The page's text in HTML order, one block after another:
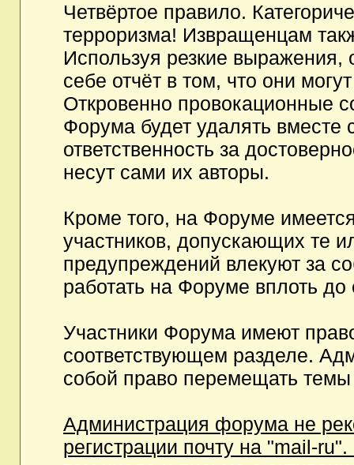
Четвёртое правило.
терроризма! Извращенцам
Используя резкие выражения,
себе отчёт в том, что они
Откровенно провокационные
Форума будет удалять вместе
ответственность за
несут сами их авторы.
Кроме того, на Форуме
участников, допускающих те
предупреждений влекуют за
работать на Форуме вплоть
Участники Форума имеют
соответствующем разделе.
собой право перемещать темы
Администрация форума не
регистрации почту на "mail-